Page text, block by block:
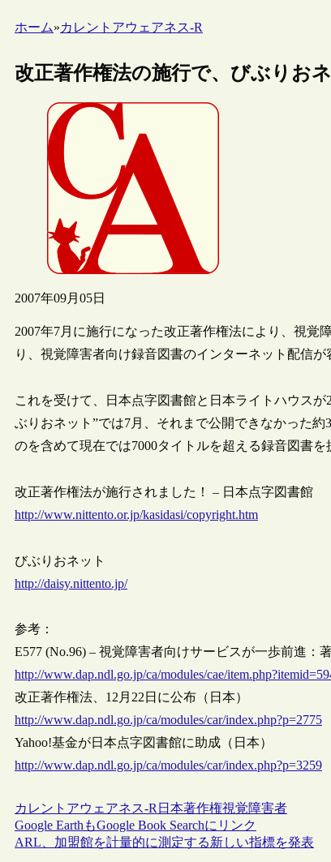
ホーム»カレントアウェアネス-R
改正著作権法の施行で、びぶりお
2007年09月05日
2007年7月に施行になった改正著作権法により、視
り、視覚障害者向け録音図書のインターネット配信が
これを受けて、日本点字図書館と日本ライトハウス
ぶりおネット”では7月、それまで公開できなかった
のを含めて現在では7000タイトルを超える録音図書を
改正著作権法が施行されました！ – 日本点字図書館
http://www.nittento.or.jp/kasidasi/copyright.htm
びぶりおネット
http://daisy.nittento.jp/
参考：
E577 (No.96) – 視覚障害者向けサービスが一歩前進：
http://www.dap.ndl.go.jp/ca/modules/cae/
改正著作権法、12月22日に公布（日本）
http://www.dap.ndl.go.jp/ca/modules/car/index.php?p=2775
Yahoo!基金が日本点字図書館に助成（日本）
http://www.dap.ndl.go.jp/ca/modules/car/index.php?p=3259
カレントアウェアネス-R 日本著作権視覚障害者
Google EarthもGoogle Book Searchにリンク
ARL、加盟館を計量的に測定する新しい指標を発表